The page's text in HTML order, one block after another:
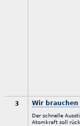
3 Wir
Der schnelle
Atomkraft soll